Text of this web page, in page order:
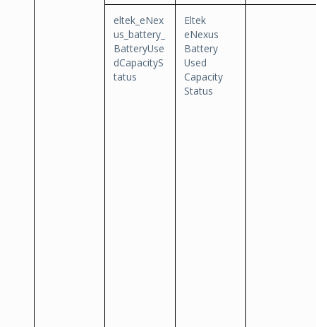
eltek_eNex
us_battery_
BatteryUse
dCapacityS
tatus
Eltek
eNexus
Battery
Used
Capacity
Status